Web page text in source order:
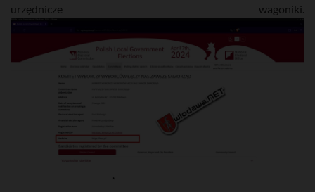
urzędnicze wagoniki.